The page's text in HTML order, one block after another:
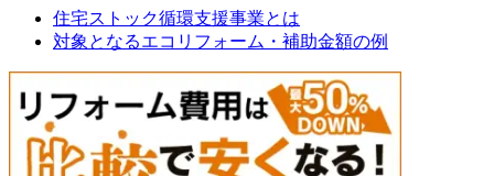
住宅ストック循環支援事業とは
対象となるエコリフォーム・補助金額の例